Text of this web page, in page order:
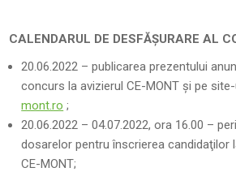
CALENDARUL DE DESFĂŞURARE AL
20.06.2022 – publicarea prezentului
concurs la avizierul CE-MONT şi pe
mont.ro ;
20.06.2022 – 04.07.2022, ora 16.00 –
dosarelor pentru înscrierea candidaţilor
CE-MONT;